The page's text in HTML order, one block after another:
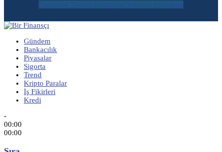
Facebook Twitter Instagram Youtube Envelope
Gündem
Bankacılık
Piyasalar
Sigorta
Trend
Kripto Paralar
İş Fikirleri
Kredi
-
00:00
00:00